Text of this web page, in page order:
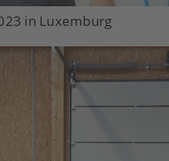
in Luxemburg